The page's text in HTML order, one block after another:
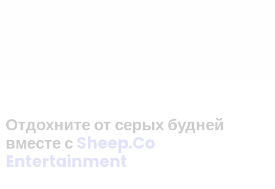
Отдохните от серых будней
вместе сSheep.Co
Entertainment